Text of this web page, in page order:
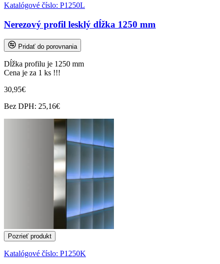
Katalógové číslo: P1250L
Nerezový profil lesklý dĺžka 1250 mm
Pridať do porovnania
Dĺžka profilu je 1250 mm
Cena je za 1 ks !!!
30,95€
Bez DPH: 25,16€
Pozrieť produkt
Katalógové číslo: P1250K